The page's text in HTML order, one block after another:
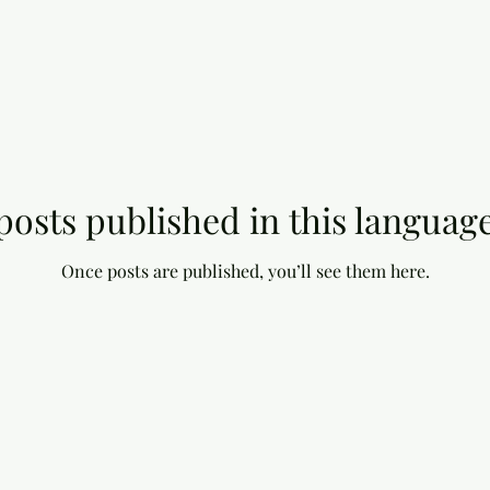
published in this
Once posts are published, you’ll see them here.